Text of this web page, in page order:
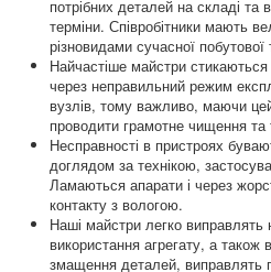
потрібних деталей на складі та
терміни. Співробітники мають
різновидами сучасної побутової
Найчастіше майстри
через неправильний режим
вузлів, тому важливо, маючи
проводити грамотне чищення та
Несправності в пристроях
доглядом за технікою,
Ламаються апарати і через
контакту з вологою.
Наші майстри легко виправлять
використання агрегату, а
змащення деталей, виправлять